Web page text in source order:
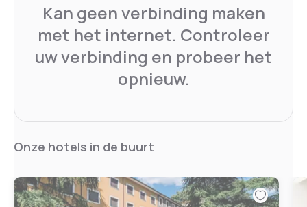
Kan geen verbinding maken
met het internet. Controleer
uw verbinding en probeer het
opnieuw.
Onze hotels in de buurt